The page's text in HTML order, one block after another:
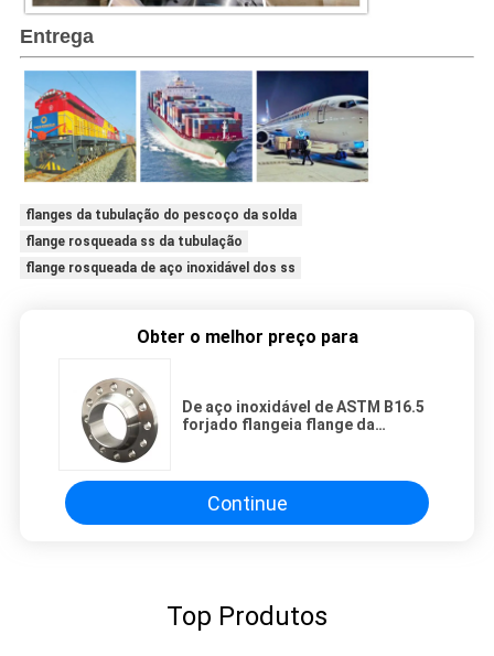
Entrega
flanges da tubulação do pescoço da solda
flange rosqueada ss da tubulação
flange rosqueada de aço inoxidável dos ss
Obter o melhor preço para
De aço inoxidável de ASTM B16.5
forjado flangeia flange da
Continue
Top Produtos